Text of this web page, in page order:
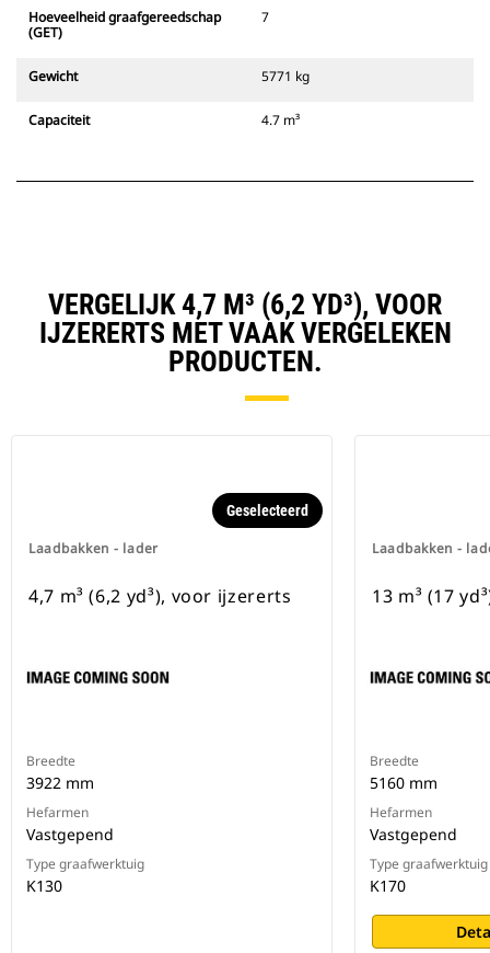
Hoeveelheid graafgereedschap
(GET)
7
Gewicht 5771 kg
Capaciteit 4.7 m³
VERGELIJK 4,7 M³ (6,2 YD³), VOOR
IJZERERTS MET VAAK VERGELEKEN
PRODUCTEN.
Laadbakken - lader
Geselecteerd
4,7 m³ (6,2 yd³), voor ijzererts
Breedte
3922 mm
Hefarmen
Vastgepend
Type graafwerktuig
K130
Laadbakken -
13 m³ (17
Breedte
5160 mm
Hefarmen
Vastgepend
Type graafwerktuig
K170